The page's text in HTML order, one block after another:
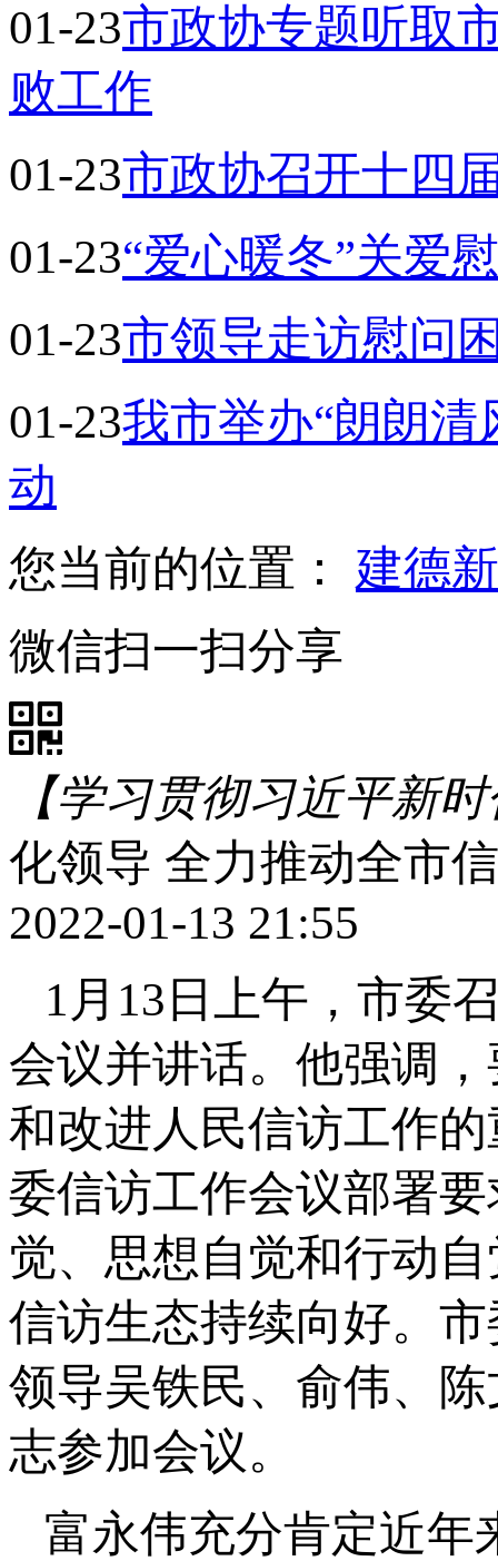
01-23市政协专题听取
败工作
01-23市政协召开十四
01-23“爱心暖冬”关爱
01-23市领导走访慰问
01-23我市举办“朗朗清
动
您当前的位置： 建德
微信扫一扫分享
【学习贯彻习近平新
化领导 全力推动全市
2022-01-13 21:55
1月13日上午，市委
会议并讲话。他强调
和改进人民信访工作
委信访工作会议部署
觉、思想自觉和行动
信访生态持续向好。
领导吴铁民、俞伟、
志参加会议。
富永伟充分肯定近年